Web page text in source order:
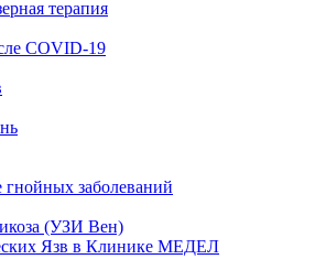
терапия
COVID-19
гнойных заболеваний
(УЗИ Вен)
Язв в Клинике МЕДЕЛ